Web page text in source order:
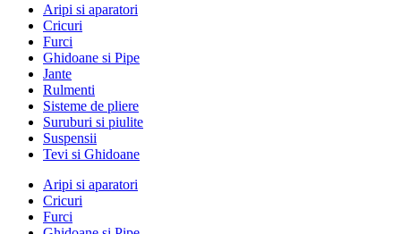
Aripi si aparatori
Cricuri
Furci
Ghidoane si Pipe
Jante
Rulmenti
Sisteme de pliere
Suruburi si piulite
Suspensii
Tevi si Ghidoane
Aripi si aparatori
Cricuri
Furci